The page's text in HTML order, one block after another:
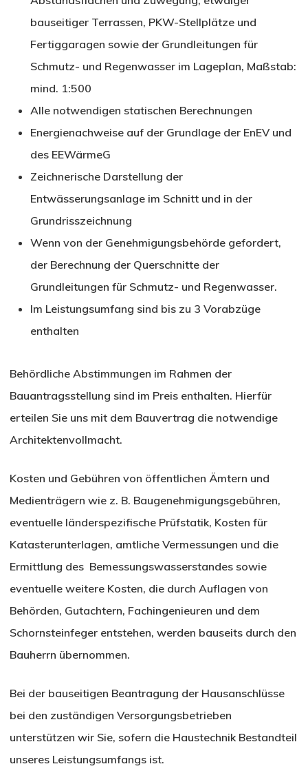
bauseitiger Terrassen, PKW-Stellplätze und
Fertiggaragen sowie der Grundleitungen für
Schmutz- und Regenwasser im Lageplan, Maßstab:
mind. 1:500
Alle notwendigen statischen Berechnungen
Energienachweise auf der Grundlage der EnEV und
des EEWärmeG
Zeichnerische Darstellung der
Entwässerungsanlage im Schnitt und in der
Grundrisszeichnung
Wenn von der Genehmigungsbehörde gefordert,
der Berechnung der Querschnitte der
Grundleitungen für Schmutz- und Regenwasser.
Im Leistungsumfang sind bis zu 3 Vorabzüge
enthalten
Behördliche Abstimmungen im Rahmen der
Bauantragsstellung sind im Preis enthalten. Hierfür
erteilen Sie uns mit dem Bauvertrag die notwendige
Architektenvollmacht.
Kosten und Gebühren von öffentlichen Ämtern und
Medienträgern wie z. B. Baugenehmigungsgebühren,
eventuelle länderspezifische Prüfstatik, Kosten für
Katasterunterlagen, amtliche Vermessungen und die
Ermittlung des Bemessungswasserstandes sowie
eventuelle weitere Kosten, die durch Auflagen von
Behörden, Gutachtern, Fachingenieuren und dem
Schornsteinfeger entstehen, werden bauseits durch den
Bauherrn übernommen.
Bei der bauseitigen Beantragung der Hausanschlüsse
bei den zuständigen Versorgungsbetrieben
unterstützen wir Sie, sofern die Haustechnik Bestandteil
unseres Leistungsumfangs ist.